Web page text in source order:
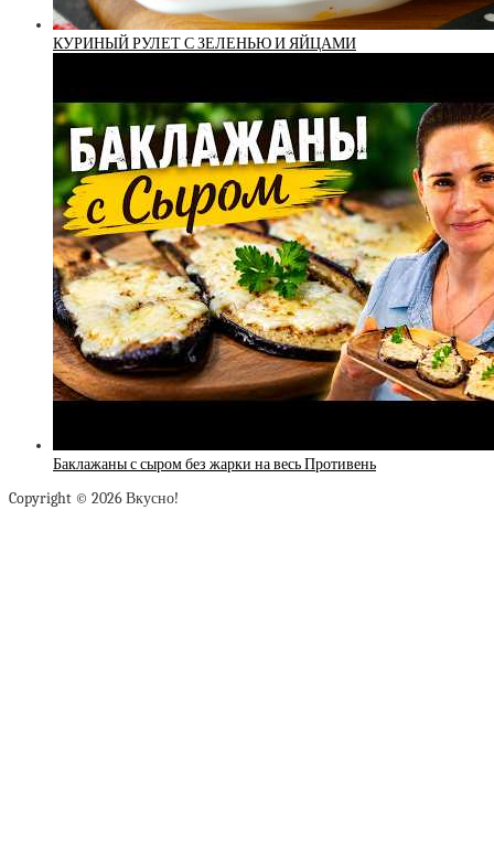
КУРИНЫЙ РУЛЕТ С ЗЕЛЕНЬЮ И ЯЙЦАМИ
Баклажаны с сыром без жарки на весь Противень
Copyright © 2026 Вкусно!